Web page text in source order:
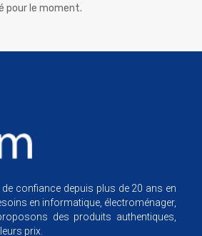
pour le moment.
confiance depuis plus de 20 ans en
en informatique, électroménager,
des produits authentiques,
prix.